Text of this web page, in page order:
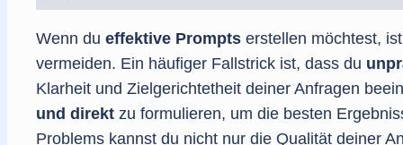
Wenn du effektive Prompts erstellen möchtest,
vermeiden. Ein häufiger Fallstrick ist, dass du
Klarheit und Zielgerichtetheit deiner Anfragen
und direkt zu formulieren, um die besten
Problems kannst du nicht nur die Qualität deiner